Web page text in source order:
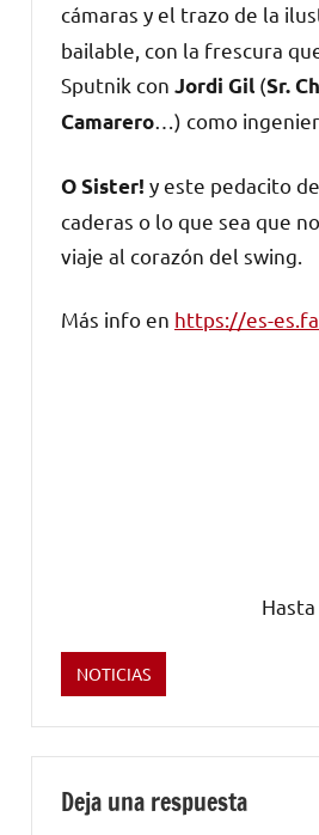
cámaras y el trazo de la
bailable, con la frescura
Sputnik con Jordi Gil (Sr.
Camarero …) como
O Sister! y este pedacito
caderas o lo que sea que
viaje al corazón del swing.
Más info en https://es-
Etiquetado
como
Bumpy
Roof
Band
NOTICIAS
Deja una respuesta